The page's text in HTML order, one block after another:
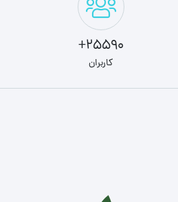
25590+
کاربران